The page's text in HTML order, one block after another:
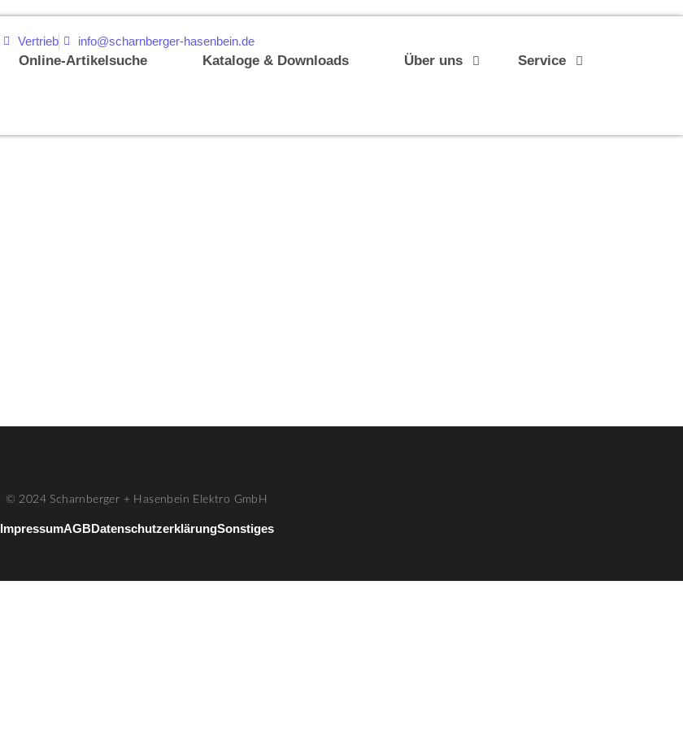
Vertrieb info@scharnberger-hasenbein.de
Online-Artikelsuche Kataloge & Downloads Über uns Service
© 2024 Scharnberger + Hasenbein Elektro GmbH
ImpressumAGBDatenschutzerklärungSonstiges